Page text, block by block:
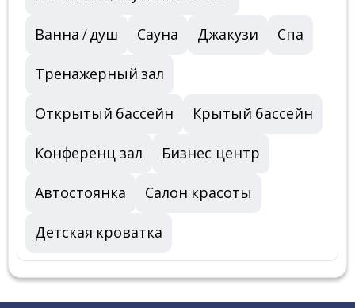
Ванна / душ Сауна Джакузи Спа
Тренажерный зал
Открытый бассейн Крытый бассейн
Конференц-зал Бизнес-центр
Автостоянка Салон красоты
Детская кроватка